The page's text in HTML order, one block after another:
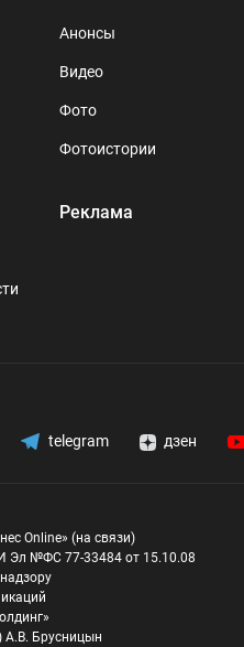
Анонсы
Видео
Фото
Фотоистории
Реклама
telegram дзен
Online» (на связи)
Эл №ФС 77-33484 от 15.10.08
А.В. Брусницын